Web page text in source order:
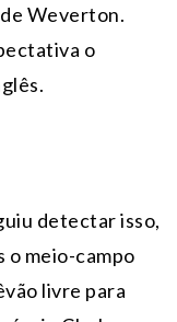
Weverton.
o
detectar isso,
o meio-campo
livre para